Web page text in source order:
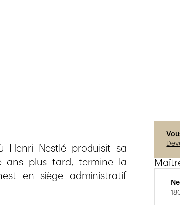
Henri Nestlé produisit sa
ans plus tard, termine la
en siège administratif